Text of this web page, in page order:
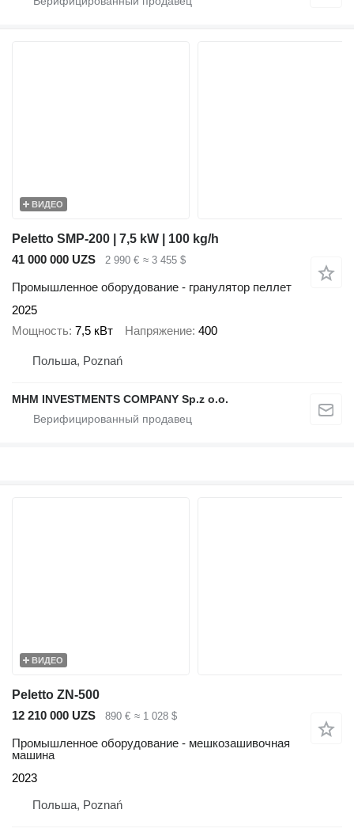
ВИДЕО
Peletto SMP-200 | 7,5 kW | 100 kg/h
41 000 000 UZS
2 990 € ≈ 3 455 $
Промышленное оборудование - гранулятор пеллет
2025
Мощность 7,5 кВт Напряжение 400
Польша, Poznań
MHM INVESTMENTS COMPANY Sp.z o.o.
ВИДЕО
Peletto ZN-500
12 210 000 UZS
890 € ≈ 1 028 $
Промышленное оборудование - мешкозашивочная
машина
2023
Польша, Poznań